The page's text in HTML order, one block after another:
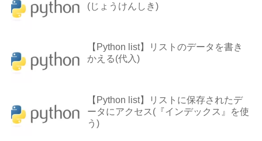
(じょうけんしき)
【Python list】リストのデータを書き
かえる(代入)
【Python list】リストに保存されたデ
ータにアクセス(『インデックス』を使
う)